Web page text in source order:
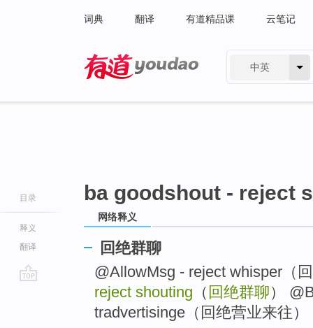
词典 翻译 有道精品课 云笔记
中英
目录
释义
翻译
ba goodshout - reject
网络释义
回绝群聊
@AllowMsg - reject whisper（
reject shouting （ 回绝群聊）
tradvertisinge（回绝营业来往）